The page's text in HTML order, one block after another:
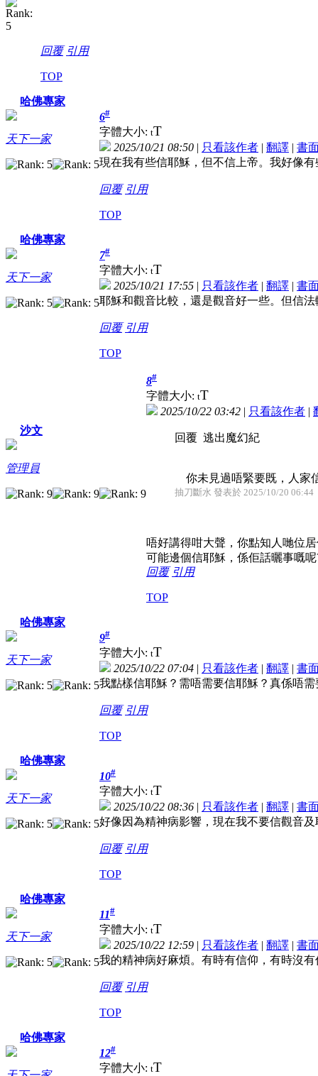
回覆 引用
TOP
哈佛專家
天下一家
6#
字體大小: tT
2025/10/21 08:50 | 只看該作者 | 翻譯 | 書
現在我有些信耶穌，但不信上帝。我好像
回覆 引用
TOP
哈佛專家
天下一家
7#
字體大小: tT
2025/10/21 17:55 | 只看該作者 | 翻譯 | 書
耶穌和觀音比較，還是觀音好一些。但信
回覆 引用
TOP
沙文
管理員
8#
字體大小: tT
2025/10/22 03:42 | 只看該作者 |
回覆 逃出魔幻紀
你未見過唔緊要既，人家
抽刀斷水 發表於 2025/10/20 06:44
唔好講得咁大聲，你點知人哋位居
可能邊個信耶穌，係佢話曬事嘅呢
回覆 引用
TOP
哈佛專家
天下一家
9#
字體大小: tT
2025/10/22 07:04 | 只看該作者 | 翻譯 | 書
我點樣信耶穌？需唔需要信耶穌？真係唔
回覆 引用
TOP
哈佛專家
天下一家
10#
字體大小: tT
2025/10/22 08:36 | 只看該作者 | 翻譯 | 書
好像因為精神病影響，現在我不要信觀音
回覆 引用
TOP
哈佛專家
天下一家
11#
字體大小: tT
2025/10/22 12:59 | 只看該作者 | 翻譯 | 書
我的精神病好麻煩。有時有信仰，有時沒
回覆 引用
TOP
哈佛專家
12#
字體大小: tT